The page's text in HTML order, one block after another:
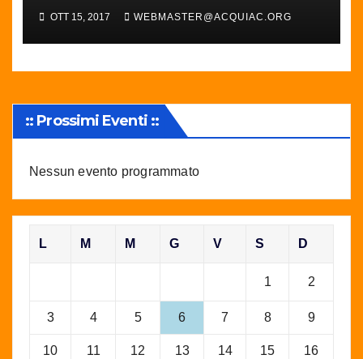
OTT 15, 2017 WEBMASTER@ACQUIAC.ORG
:: Prossimi Eventi ::
Nessun evento programmato
L M M G V S D
1 2
3 4 5 6 7 8 9
10 11 12 13 14 15 16